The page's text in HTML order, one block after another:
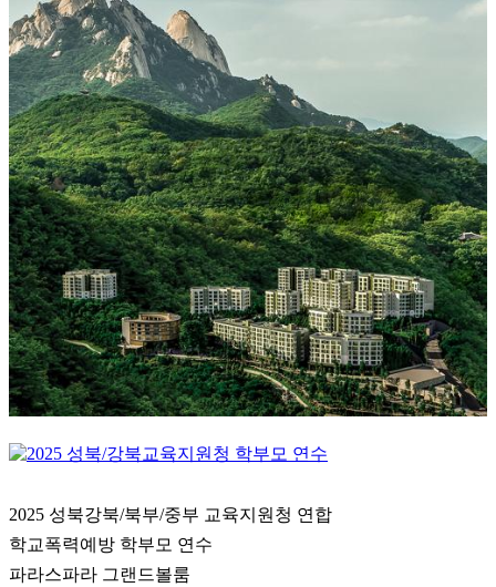
2025 성북강북/북부/중부 교육지원청 연합
학교폭력예방 학부모 연수
파라스파라 그랜드볼룸